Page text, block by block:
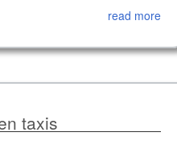
read more
taxis